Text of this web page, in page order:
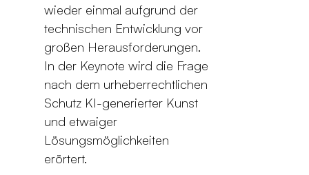
wieder einmal aufgrund der
technischen Entwicklung vor
großen Herausforderungen.
In der Keynote wird die Frage
nach dem urheberrechtlichen
Schutz KI-generierter Kunst
und etwaiger
Lösungsmöglichkeiten
erörtert.